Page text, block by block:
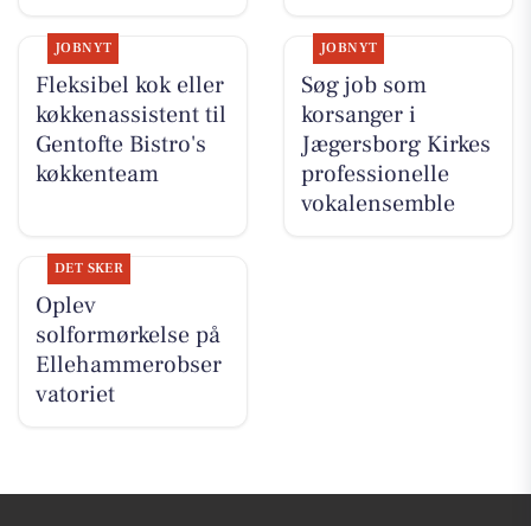
JOBNYT
Fleksibel kok eller
køkkenassistent til
Gentofte Bistro's
køkkenteam
JOBNYT
Søg job som
korsanger i
Jægersborg Kirkes
professionelle
vokalensemble
DET SKER
Oplev
solformørkelse på
Ellehammerobser
vatoriet